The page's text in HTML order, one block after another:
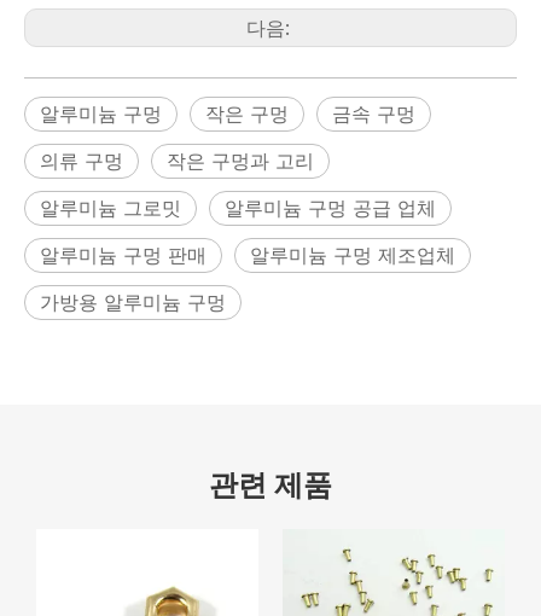
다음:
알루미늄 구멍 작은 구멍
금속 구멍
의류 구멍
작은 구멍과 고리
알루미늄 그로밋
알루미늄 구멍 공급 업체
알루미늄 구멍 판매
알루미늄 구멍 제조업체
가방용 알루미늄 구멍
관련 제품